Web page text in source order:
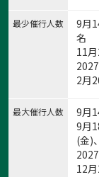
最少催行人数
9月
名
11
2月
最大催行人数
9月
9月
(金)
12